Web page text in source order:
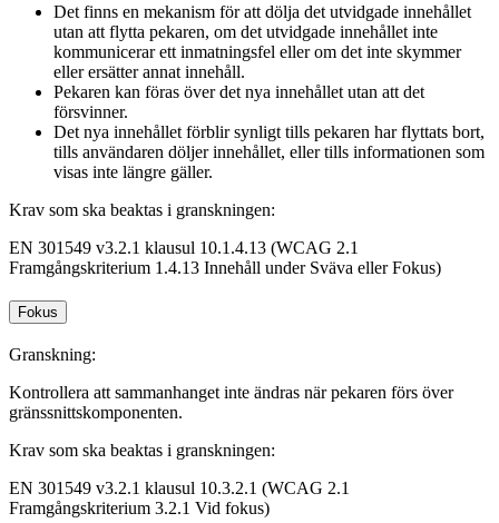
Det finns en mekanism för att dölja det utvidgade innehållet
utan att flytta pekaren, om det utvidgade innehållet inte
kommunicerar ett inmatningsfel eller om det inte skymmer
eller ersätter annat innehåll.
Pekaren kan föras över det nya innehållet utan att det
försvinner.
Det nya innehållet förblir synligt tills pekaren har flyttats bort,
tills användaren döljer innehållet, eller tills informationen som
visas inte längre gäller.
Krav som ska beaktas i granskningen:
EN 301549 v3.2.1 klausul 10.1.4.13 (WCAG 2.1
Framgångskriterium 1.4.13 Innehåll under Sväva eller Fokus)
Fokus
Granskning:
Kontrollera att sammanhanget inte ändras när pekaren förs över
gränssnittskomponenten.
Krav som ska beaktas i granskningen:
EN 301549 v3.2.1 klausul 10.3.2.1 (WCAG 2.1
Framgångskriterium 3.2.1 Vid fokus)